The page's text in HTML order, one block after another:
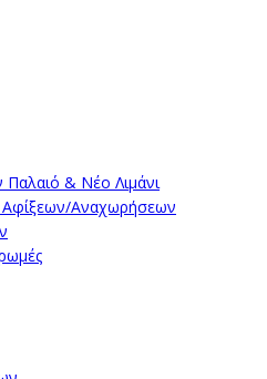
Παλαιό & Νέο Λιμάνι
Αφίξεων/Αναχωρήσεων